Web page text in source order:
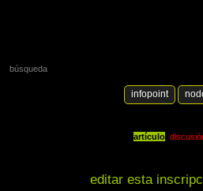
editar esta
artículo
búsqueda
infopoint